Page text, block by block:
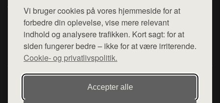
Vi bruger cookies på vores hjemmeside for at
forbedre din oplevelse, vise mere relevant
indhold og analysere trafikken. Kort sagt: for at
siden fungerer bedre – ikke for at være irriterende.
Cookie- og privatlivspolitik.
Accepter alle
Top Rabatter
Kontakt
Mail: hej@want.dk
Cookie- og privatlivspolitik
Denne side er en del af want.dk, der udgiver en række
hjemmesider med præsentation af forskellige produkter fra